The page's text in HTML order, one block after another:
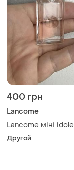
400 грн
Lancome
Lancome міні idole
Другой